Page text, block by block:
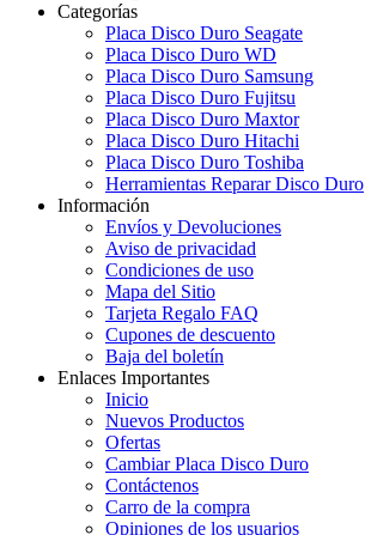
Categorías
Placa Disco Duro Seagate
Placa Disco Duro WD
Placa Disco Duro Samsung
Placa Disco Duro Fujitsu
Placa Disco Duro Maxtor
Placa Disco Duro Hitachi
Placa Disco Duro Toshiba
Herramientas Reparar Disco Duro
Información
Envíos y Devoluciones
Aviso de privacidad
Condiciones de uso
Mapa del Sitio
Tarjeta Regalo FAQ
Cupones de descuento
Baja del boletín
Enlaces Importantes
Inicio
Nuevos Productos
Ofertas
Cambiar Placa Disco Duro
Contáctenos
Carro de la compra
Opiniones de los usuarios